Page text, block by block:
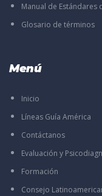
Manual de
Glosario de términos
Menú
Inicio
Líneas Guía América
Contáctanos
Evaluación y
Formación
Consejo